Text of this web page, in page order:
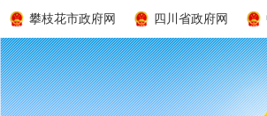
攀枝花市政府网 四川省政府网